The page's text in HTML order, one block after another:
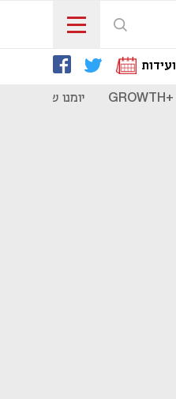
ועידות
+GROWTH יומנו של